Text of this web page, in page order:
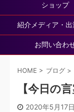
ショップ
紹介メディア・
お問い合わ
HOME > ブログ >
【今日の
2020年5月17日